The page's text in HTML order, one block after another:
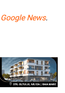
Google News.